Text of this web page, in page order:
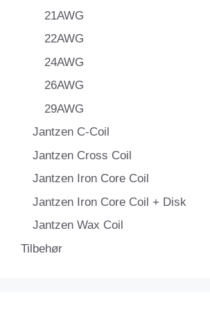
21AWG
22AWG
24AWG
26AWG
29AWG
Jantzen C-Coil
Jantzen Cross Coil
Jantzen Iron Core Coil
Jantzen Iron Core Coil + Disk
Jantzen Wax Coil
Tilbehør